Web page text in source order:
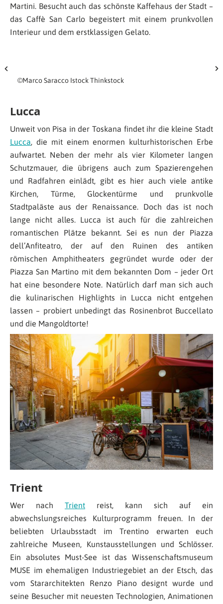
Martini. Besucht auch das schönste Kaffehaus der Stadt –
das Caffè San Carlo begeistert mit einem prunkvollen
Interieur und dem erstklassigen Gelato.
©Marco Saracco Istock Thinkstock
Lucca
Unweit von Pisa in der Toskana findet ihr die kleine Stadt
Lucca, die mit einem enormen kulturhistorischen Erbe
aufwartet. Neben der mehr als vier Kilometer langen
Schutzmauer, die übrigens auch zum Spazierengehen
und Radfahren einlädt, gibt es hier auch viele antike
Kirchen, Türme, Glockentürme und prunkvolle
Stadtpaläste aus der Renaissance. Doch das ist noch
lange nicht alles. Lucca ist auch für die zahlreichen
romantischen Plätze bekannt. Sei es nun der Piazza
dell’Anfiteatro, der auf den Ruinen des antiken
römischen Amphitheaters gegründet wurde oder der
Piazza San Martino mit dem bekannten Dom – jeder Ort
hat eine besondere Note. Natürlich darf man sich auch
die kulinarischen Highlights in Lucca nicht entgehen
lassen – probiert unbedingt das Rosinenbrot Buccellato
und die Mangoldtorte!
Trient
Wer nach Trient reist, kann sich auf ein
abwechslungsreiches Kulturprogramm freuen. In der
beliebten Urlaubsstadt im Trentino erwarten euch
zahlreiche Museen, Kunstausstellungen und Schlösser.
Ein absolutes Must-See ist das Wissenschaftsmuseum
MUSE im ehemaligen Industriegebiet an der Etsch, das
vom Stararchitekten Renzo Piano designt wurde und
seine Besucher mit neuesten Technologien, Animationen